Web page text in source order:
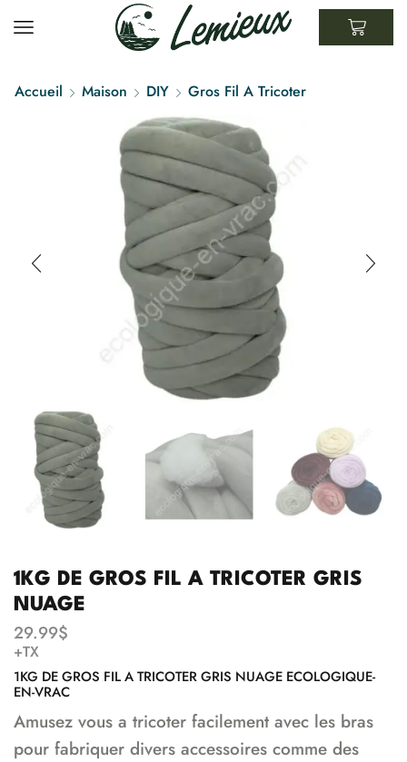
Accueil Maison DIY Gros Fil A Tricoter
1KG DE GROS FIL A TRICOTER GRIS
NUAGE
29.99$
+TX
1KG DE GROS FIL A TRICOTER GRIS NUAGE ECOLOGIQUE-
EN-VRAC
Amusez vous a tricoter facilement avec les bras
pour fabriquer divers accessoires comme des